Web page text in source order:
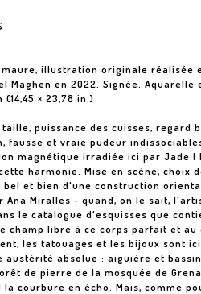
illustration originale réalisée
Maghen en 2022. Signée.
(14,45 × 23,78 in.)
taille, puissance des cuisses, regard
fausse et vraie pudeur
magnétique irradiée ici par Jade !
harmonie. Mise en scène, choix
bel et bien d'une construction
Ana Miralles - quand, on le sait,
le catalogue d'esquisses que
champ libre à ce corps parfait et au
les tatouages et les bijoux sont
austérité absolue : aiguière et
de pierre de la mosquée de
courbure en écho. Mais, comme